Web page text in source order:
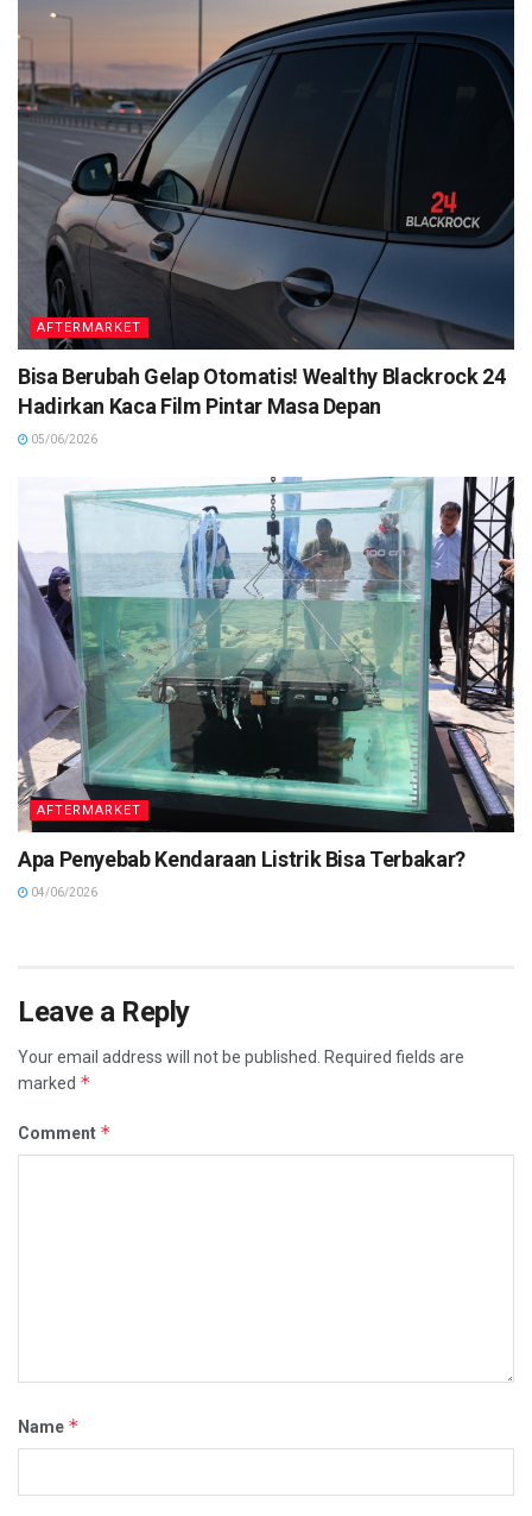
AFTERMARKET
Bisa Berubah Gelap Otomatis! Wealthy Blackrock 24
Hadirkan Kaca Film Pintar Masa Depan
05/06/2026
AFTERMARKET
Apa Penyebab Kendaraan Listrik Bisa Terbakar?
04/06/2026
Leave a Reply
Your email address will not be published.
Required fields are
marked *
Comment *
Name *